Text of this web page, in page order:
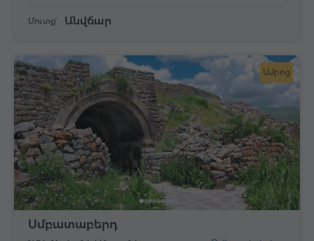
Մուտք՝ Անվճար
Ամրոց
Սմբատաբերդ